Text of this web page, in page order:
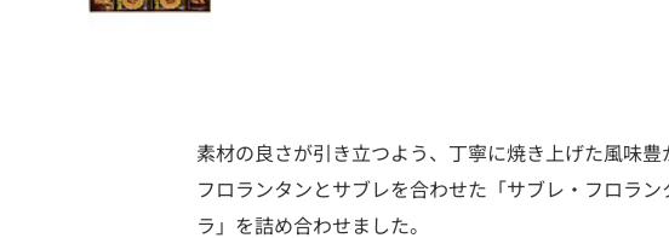
素材の良さが引き立つよう、丁寧に焼き上げた風味豊
フロランタンとサブレを合わせた「サブレ・フロラ
ラ」を詰め合わせました。